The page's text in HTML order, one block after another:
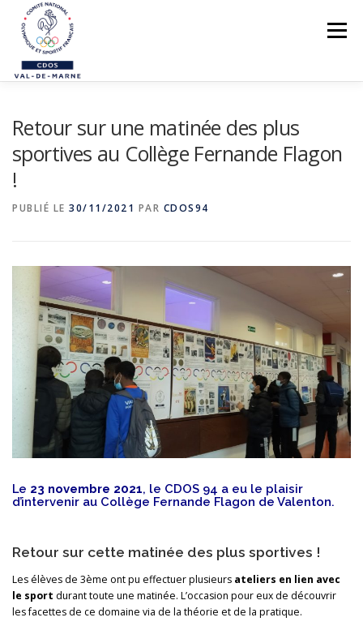
contenu
Menu
NOS ACTIONS
PREVENTION DES VIOLENCES
AIDE PÉDAGOGIQUE
LE RÉSEAU SPORTIF 94
CONTACTS
Retour sur une matinée des plus
sportives au Collège Fernande Flagon
!
PUBLIÉ LE 30/11/2021 PAR CDOS94
Le 23 novembre 2021, le CDOS 94 a eu le plaisir
d’intervenir au Collège Fernande Flagon de Valenton.
Retour sur cette matinée des plus sportives !
Les élèves de 3ème ont pu effectuer plusieurs ateliers en lien avec
le sport durant toute une matinée. L’occasion pour eux de découvrir
les facettes de ce domaine via de la théorie et de la pratique.